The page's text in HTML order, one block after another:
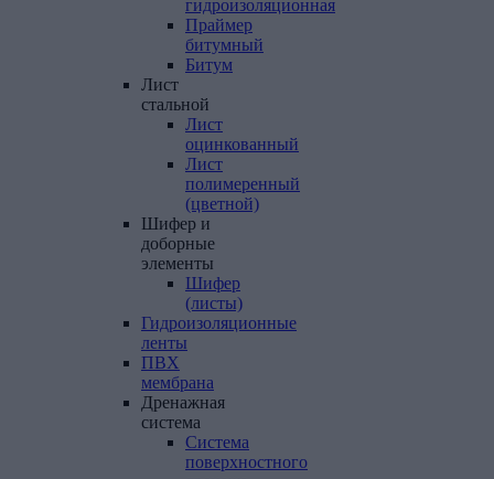
гидроизоляционная
Праймер
битумный
Битум
Лист
стальной
Лист
оцинкованный
Лист
полимеренный
(цветной)
Шифер и
доборные
элементы
Шифер
(листы)
Гидроизоляционные
ленты
ПВХ
мембрана
Дренажная
система
Система
поверхностного